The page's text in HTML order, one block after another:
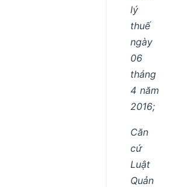
lý
thuế
ngày
06
tháng
4 năm
2016;
Căn
cứ
Luật
Quản